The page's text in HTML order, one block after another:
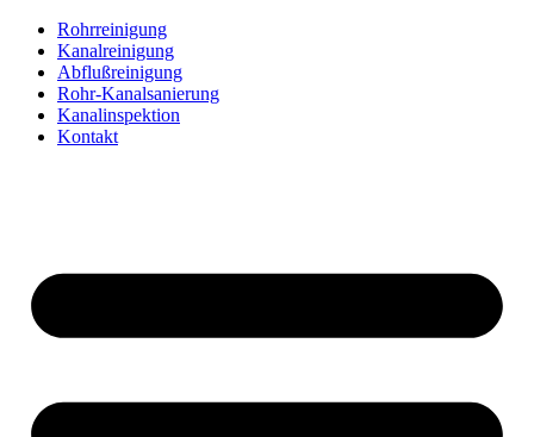
Rohrreinigung
Kanalreinigung
Abflußreinigung
Rohr-Kanalsanierung
Kanalinspektion
Kontakt